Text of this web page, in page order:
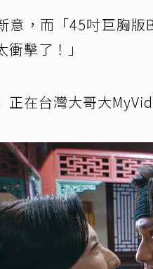
意，而「45吋巨胸
擊了！」
正在台灣大哥大